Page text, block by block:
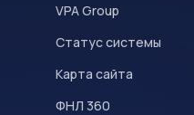
VPA Group
Статус системы
Карта сайта
ФНЛ 360